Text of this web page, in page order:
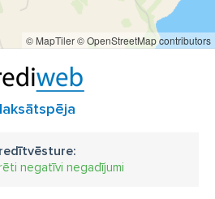
© MapTiler© OpenStreetMap contributors
negatīvi negadījumi